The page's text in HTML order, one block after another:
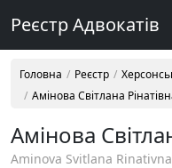
Реєстр Адвокатів
Головна Реєстр
Амінова Світлана
Амінова
Aminova Svitlana Rinativna